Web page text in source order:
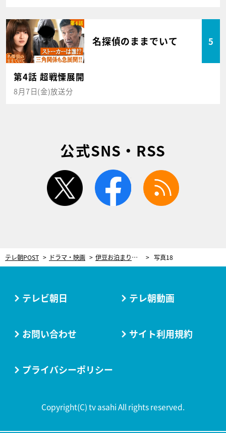
名探偵のままでいて 5
第4話 超戦慄展開
8月7日(金)放送分
公式SNS・RSS
twitter facebook
テレ朝POST ドラマ・映画 伊豆お泊まりデートで“ピュアすぎる恋”が動き出す！『続・BLドラマの主演になりました』ついに最終回 写真18
テレビ朝日 テレ朝動画
お問い合わせ サイト利用規約
プライバシーポリシー
Copyright(C) tv asahi All rights reserved.